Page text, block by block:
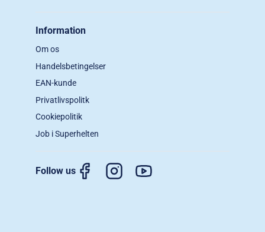
Information
Om os
Handelsbetingelser
EAN-kunde
Privatlivspolitk
Cookiepolitik
Job i Superhelten
Follow us